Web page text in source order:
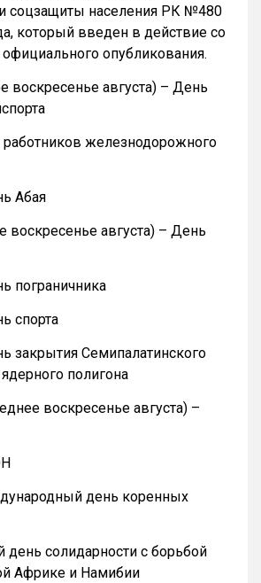
соцзащиты населения РК №480
который введен в действие со
опубликования.
воскресенье августа) – День
работников железнодорожного
Абая
воскресенье августа) – День
пограничника
спорта
закрытия Семипалатинского
полигона
воскресенье августа) –
день коренных
солидарности с борьбой
Африке и Намибии